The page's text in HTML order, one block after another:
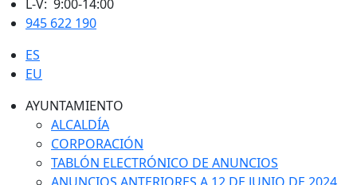
L-V: 9:00-14:00
945 622 190
ES
EU
AYUNTAMIENTO
ALCALDÍA
CORPORACIÓN
TABLÓN ELECTRÓNICO DE ANUNCIOS